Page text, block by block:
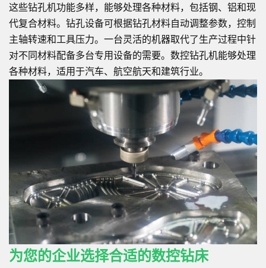
这些钻孔机功能多样，能够处理各种材料，包括钢、铝和现
代复合材料。钻孔设备可根据钻孔材料自动调整参数，控制
主轴转速和工具压力。一台灵活的机器取代了生产过程中针
对不同材料配备多台专用设备的需要。数控钻孔机能够处理
各种材料，适用于汽车、航空航天和建筑行业。
为您的企业选择合适的数控钻床